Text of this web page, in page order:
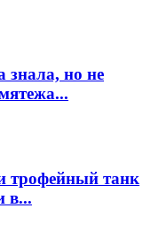
знала, но не
трофейный танк
в...